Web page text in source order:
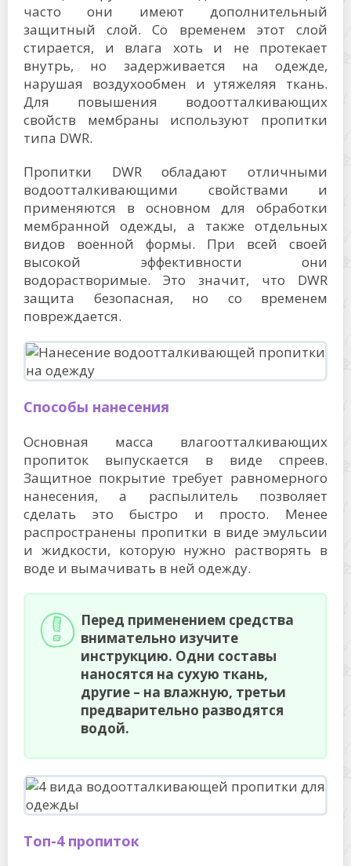
часто они имеют дополнительный
защитный слой. Со временем этот слой
стирается, и влага хоть и не протекает
внутрь, но задерживается на одежде,
нарушая воздухообмен и утяжеляя ткань.
Для повышения водоотталкивающих
свойств мембраны используют пропитки
типа DWR.
Пропитки DWR обладают отличными
водоотталкивающими свойствами и
применяются в основном для обработки
мембранной одежды, а также отдельных
видов военной формы. При всей своей
высокой эффективности они
водорастворимые. Это значит, что DWR
защита безопасная, но со временем
повреждается.
Способы нанесения
Основная масса влагоотталкивающих
пропиток выпускается в виде спреев.
Защитное покрытие требует равномерного
нанесения, а распылитель позволяет
сделать это быстро и просто. Менее
распространены пропитки в виде эмульсии
и жидкости, которую нужно растворять в
воде и вымачивать в ней одежду.
Перед применением средства
внимательно изучите
инструкцию. Одни составы
наносятся на сухую ткань,
другие – на влажную, третьи
предварительно разводятся
водой.
Топ-4 пропиток